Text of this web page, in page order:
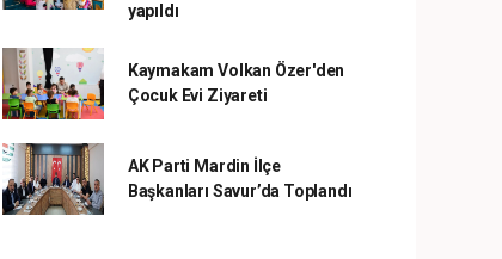
yapıldı
Kaymakam Volkan Özer'den
Çocuk Evi Ziyareti
AK Parti Mardin İlçe
Başkanları Savur’da Toplandı